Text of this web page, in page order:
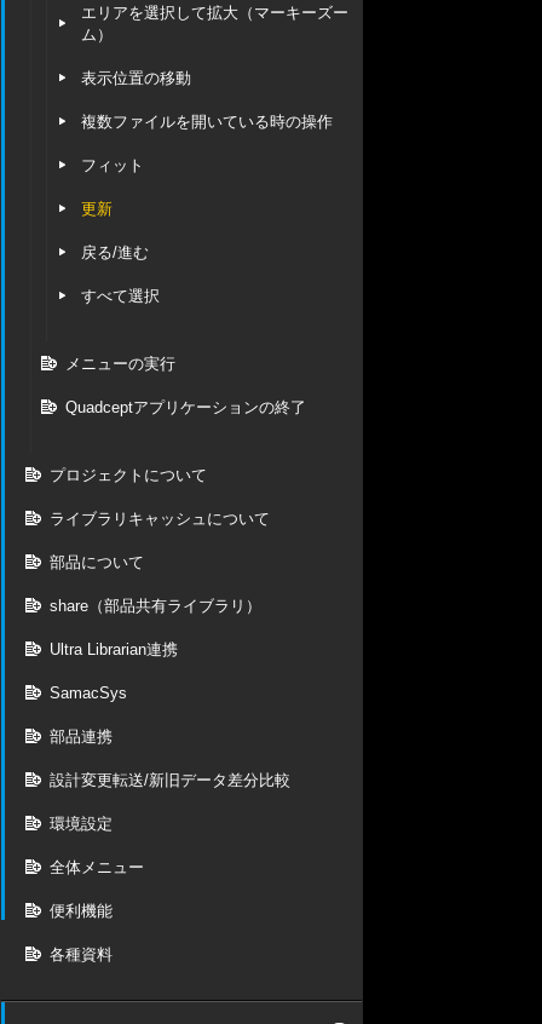
エリアを選択して拡大（マーキーズー
ム）
表示位置の移動
複数ファイルを開いている時の操作
フィット
更新
戻る/進む
すべて選択
メニューの実行
Quadceptアプリケーションの終了
プロジェクトについて
ライブラリキャッシュについて
部品について
share（部品共有ライブラリ）
Ultra Librarian連携
SamacSys
部品連携
設計変更転送/新旧データ差分比較
環境設定
全体メニュー
便利機能
各種資料